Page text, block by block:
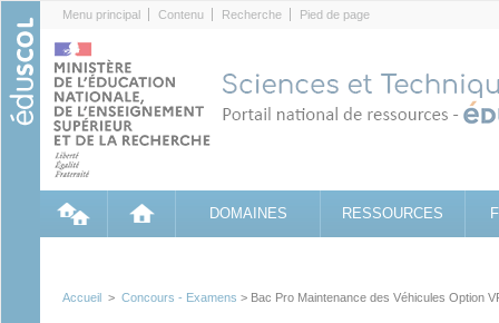
Menu principal Contenu Recherche Pied de page
DOMAINES RESSOURCES
Accueil > Concours - Examens > Bac Pro Maintenance des Véhicules Option